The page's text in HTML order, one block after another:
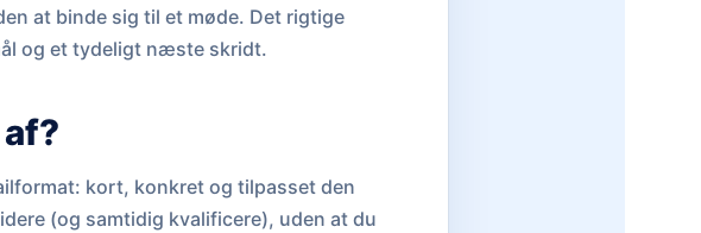
at binde sig til et møde. Det rigtige
og et tydeligt næste skridt.
kort, konkret og tilpasset den
(og samtidig kvalificere), uden at du